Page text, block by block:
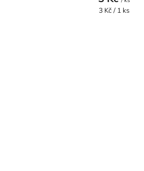
Měrná
3 Kč / 1 ks